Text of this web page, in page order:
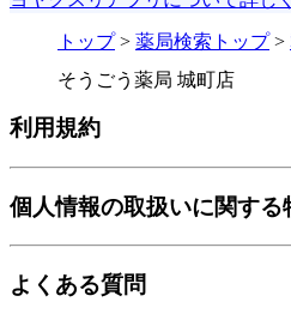
トップ> 薬局検索トップ>
そうごう薬局 城町店
利用規約
個人情報の取扱いに関する
よくある質問